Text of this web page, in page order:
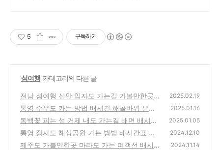
5 구독하기
'섬여행' 카테고리의 다른 글
전남 섬여행 신안 임자도 가는길 가볼만한곳
맛집 섬 여행정보
(1)
2025.02.19
통영 수우도 가는 방법 배시간 해골바위 은박
산 동백꽃
(0)
2025.01.16
동백꽃 피는 섬 거제 내도 가는길 배편 배시간
둘레길 내도6경
(0)
2025.01.05
통영 장사도 해상공원 가는 방법 배시간표 유
람선 예약
(1)
2024.12.10
제주도 가볼만한곳 마라도 가는 여객선 배시간
2024.11.14